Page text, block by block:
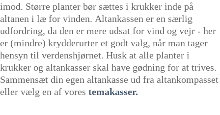
imod. Større planter bør sættes i krukker inde på
altanen i læ for vinden. Altankassen er en særlig
udfordring, da den er mere udsat for vind og vejr - her
er (mindre) krydderurter et godt valg, når man tager
hensyn til verdenshjørnet. Husk at alle planter i
krukker og altankasser skal have gødning for at trives.
Sammensæt din egen altankasse ud fra altankompasset
eller vælg en af vores temakasser.